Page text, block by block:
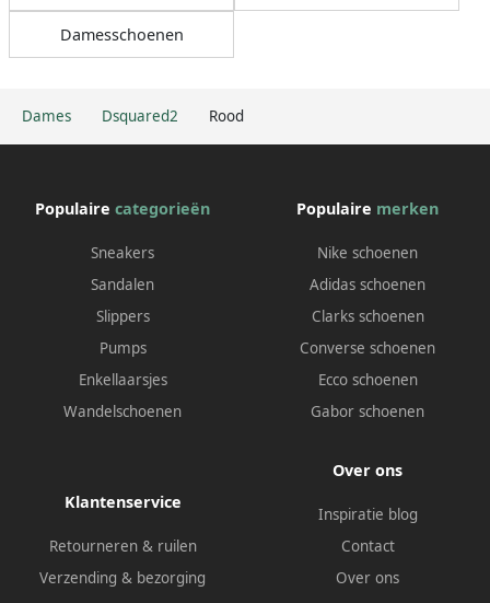
Dames Dsquared2 Rood
Damesschoenen
Populaire categorieën
Sneakers
Sandalen
Slippers
Pumps
Enkellaarsjes
Wandelschoenen
Populaire merken
Nike schoenen
Adidas schoenen
Clarks schoenen
Converse schoenen
Ecco schoenen
Gabor schoenen
Klantenservice
Retourneren & ruilen
Verzending & bezorging
Over ons
Inspiratie blog
Contact
Over ons